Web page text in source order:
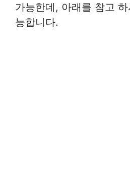
가능한데, 아래를 참고
능합니다.